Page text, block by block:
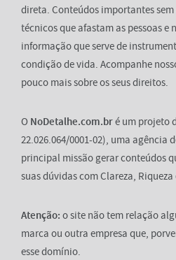
direta. Conteúdos importantes
técnicos que afastam as pessoas e
informação que serve de
condição de vida. Acompanhe
pouco mais sobre os seus direitos.
O NoDetalhe.com.bré um projeto
22.026.064/0001-02), uma agência
principal missão gerar conteúdos
suas dúvidas com Clareza, Riqueza
Atenção: o site não tem relação
marca ou outra empresa que,
esse domínio.